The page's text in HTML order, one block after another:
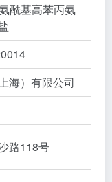
酰基高苯丙氨
海）有限公司
路118号